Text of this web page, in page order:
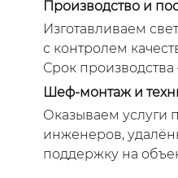
Производство и
Изготавливаем
с контролем
Срок
Шеф-монтаж и
Оказываем услуги
инженеров,
поддержку на